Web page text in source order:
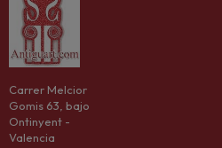
Carrer Melcior
Gomis 63, bajo
Ontinyent -
Valencia